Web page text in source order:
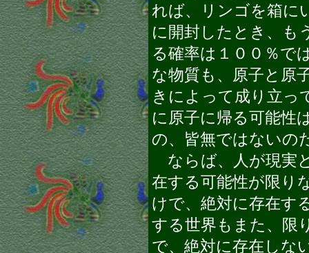
れば、リンゴを箱に
に開封したとき、も
る確率は１００％で
な物質も、原子と原
きによって成り立っ
に原子に帰る可能性
の、皆無ではないの
ならば、人が現実
在する可能性が限り
けで、絶対に存在す
する世界もまた、限
で、絶対に存在しな